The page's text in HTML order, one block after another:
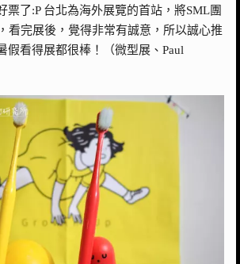
票了:P 台北為海外展覽的首站，將SML團
看完展後，覺得非常有誠意，所以誠心推
假看得展都很棒！（微型展、Paul